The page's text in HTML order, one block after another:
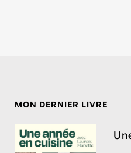
MON DERNIER LIVRE